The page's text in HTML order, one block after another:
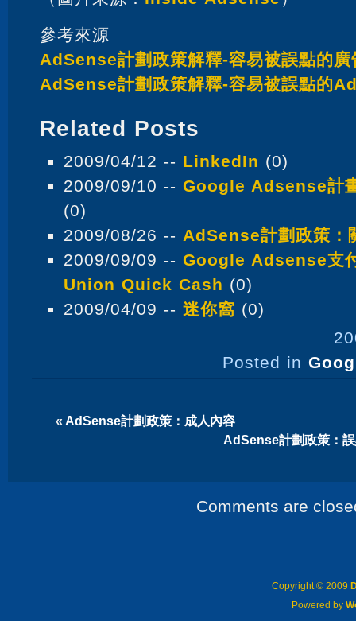
參考來源
AdSense計劃政策解釋-容易被誤點的廣
AdSense計劃政策解釋-容易被誤點的
Related Posts
2009/04/12 -- LinkedIn (0)
2009/09/10 -- Google Adsense計
(0)
2009/08/26 -- AdSense計劃政策：
2009/09/09 -- Google Adsense支
Union Quick Cash (0)
2009/04/09 -- 迷你窩 (0)
Posted in
« AdSense計劃政策：成人內容
AdSense計劃政策：
Comments are
Copyright © 2009
Powered by